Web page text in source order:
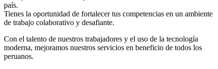
país.
Tienes la oportunidad de fortalecer tus competencias en un ambiente
de trabajo colaborativo y desafiante.
Con el talento de nuestros trabajadores y el uso de la tecnología
moderna, mejoramos nuestros servicios en beneficio de todos los
peruanos.